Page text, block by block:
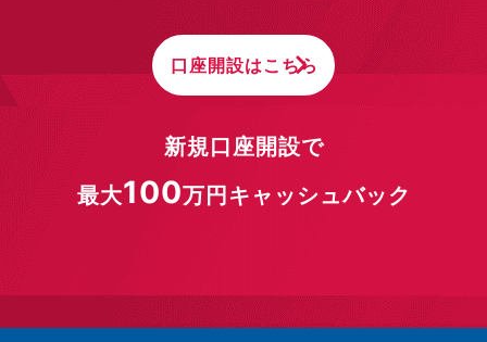
口座開設はこちら
新規口座開設で
最大100万円キャッシュバック